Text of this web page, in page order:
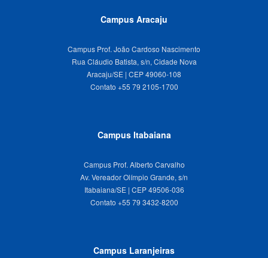
Campus Aracaju
Campus Prof. João Cardoso Nascimento
Rua Cláudio Batista, s/n, Cidade Nova
Aracaju/SE | CEP 49060-108
Campus Itabaiana
Campus Prof. Alberto Carvalho
Av. Vereador Olímpio Grande, s/n
Itabaiana/SE | CEP 49506-036
Campus Laranjeiras